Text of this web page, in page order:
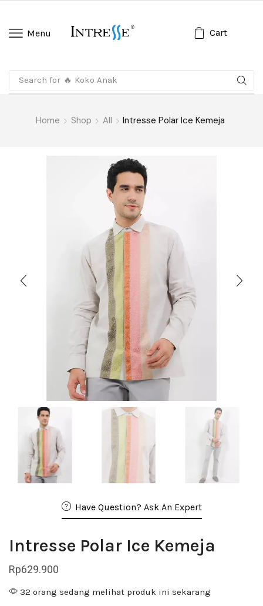
Menu Cart
Search for 🔥 Koko Anak
Home Shop All Intresse Polar Ice Kemeja
Have Question? Ask An Expert
Intresse Polar Ice Kemeja
Rp629.900
32 orang sedang melihat produk ini sekarang